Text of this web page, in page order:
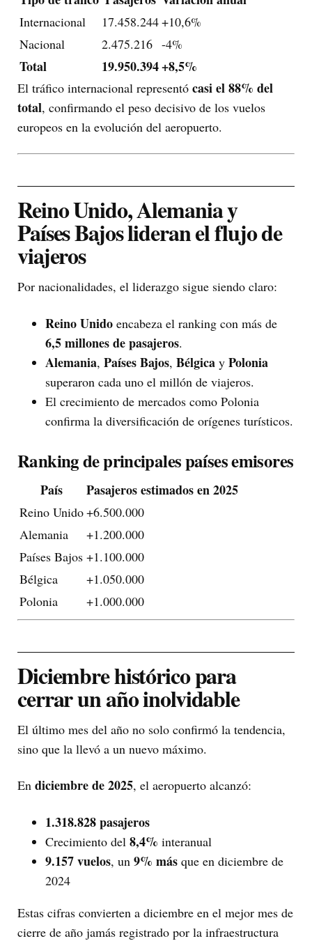
Internacional 17.458.244+10,6%
Nacional
2.475.216 -4%
Total 19.950.394+8,5%
El tráfico internacional representó casi el 88% del
total, confirmando el peso decisivo de los vuelos
europeos en la evolución del aeropuerto.
Reino Unido, Alemania y
Países Bajos lideran el flujo de
viajeros
Por nacionalidades, el liderazgo sigue siendo claro:
Reino Unido encabeza el ranking con más de
6,5 millones de pasajeros.
Alemania, Países Bajos, Bélgica y Polonia
superaron cada uno el millón de viajeros.
El crecimiento de mercados como Polonia
confirma la diversificación de orígenes turísticos.
Ranking de principales países emisores
País Pasajeros estimados en 2025
Reino Unido+6.500.000
Alemania
+1.200.000
Países Bajos +1.100.000
Bélgica
+1.050.000
Polonia
+1.000.000
Diciembre histórico para
cerrar un año inolvidable
El último mes del año no solo confirmó la tendencia,
sino que la llevó a un nuevo máximo.
En diciembre de 2025, el aeropuerto alcanzó:
1.318.828 pasajeros
Crecimiento del 8,4% interanual
9.157 vuelos, un 9% más que en diciembre de
2024
Estas cifras convierten a diciembre en el mejor mes de
cierre de año jamás registrado por la infraestructura